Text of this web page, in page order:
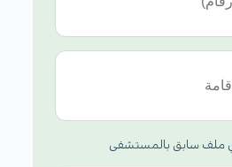
ملف سابق بالمستشفى